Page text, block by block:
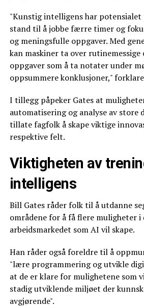
"Kunstig intelligens har potensialet
stand til å jobbe færre timer og
og meningsfulle oppgaver. Med
kan maskiner ta over
oppgaver som å ta notater under
oppsummere konklusjoner,"
I tillegg påpeker Gates at
automatisering og analyse av store
tillate fagfolk å skape viktige
respektive felt.
Viktigheten av
intelligens
Bill Gates råder folk til å utdanne
områdene for å få flere muligheter i
arbeidsmarkedet som AI vil skape.
Han råder også foreldre til å
"lære programmering og utvikle
at de er klare for mulighetene som
stadig utviklende miljøet der
avgjørende".